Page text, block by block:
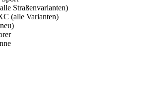
Straßenvarianten)
(alle Varianten)